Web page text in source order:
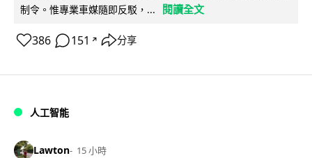
制令。惟專業車媒隨即反駁，...
閱讀全文
386 151 ↗ 分享
人工智能
Lawton 15 小時